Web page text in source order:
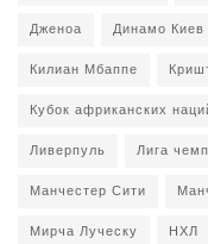
Дженоа
Динамо Киев
Килиан Мбаппе
Кубок африканских
Ливерпуль
Лига
Манчестер Сити
Мирча Луческу
НХЛ